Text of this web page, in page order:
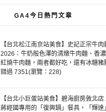
GA4今日熱門文章
【台北松江南京站美食】史記正宗牛肉
2026：牛奶般色澤的清燉牛肉麵、香
紅燒牛肉麵，兩者都好吃，還有冰糖豬
錯過 7351(瀏覽：228)
【台北小巨蛋站美食】碧海廚房敦北店
蔣經國專用的「復興鍋」餐具，「輝達